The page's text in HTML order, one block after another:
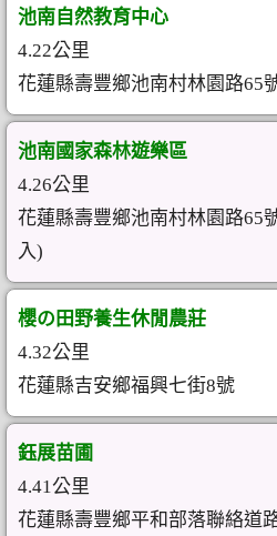
池南自然教育中心
4.22公里
花蓮縣壽豐鄉池南村林園路65
池南國家森林遊樂區
4.26公里
花蓮縣壽豐鄉池南村林園路65
入)
櫻の田野養生休閒農莊
4.32公里
花蓮縣吉安鄉福興七街8號
鈺展苗圃
4.41公里
花蓮縣壽豐鄉平和部落聯絡道